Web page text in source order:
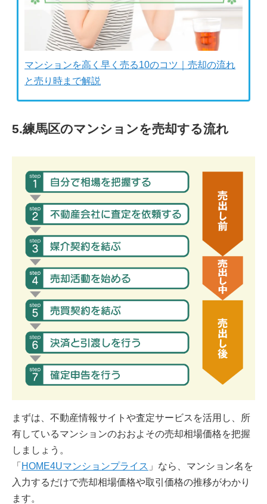
マンションを高く早く売る10のコツ｜売却の流れ
と売り時まで解説
5.練馬区のマンションを売却する流れ
まずは、不動産情報サイトや査定サービスを活用し、所
有しているマンションのおおよその売却相場価格を把握
しましょう。
「 HOME4Uマンションプライス 」なら、マンション名を
入力するだけで売却相場価格や取引価格の推移がわかり
ます。